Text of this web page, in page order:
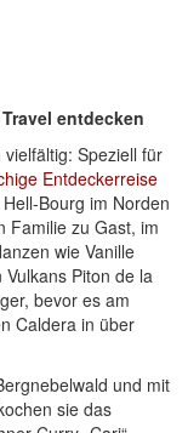
entdecken
Speziell für
Entdeckerreise
Bourg im Norden
Familie zu Gast, im
wie Vanille
Piton de la
bevor es am
Caldera in über
und mit
sie das